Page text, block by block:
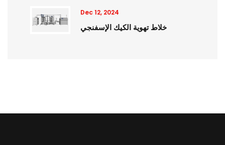
Dec 12, 2024
خلاط تهوية الكيك الإسفنجي